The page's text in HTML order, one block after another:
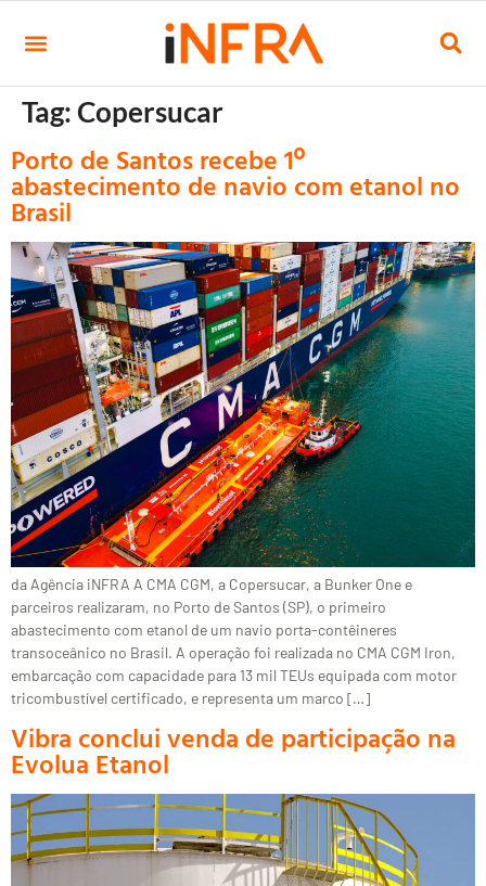
Tag:Copersucar
Porto de Santos recebe 1º
abastecimento de navio com etanol no
Brasil
da Agência iNFRA A CMA CGM, a Copersucar, a Bunker One e
parceiros realizaram, no Porto de Santos (SP), o primeiro
abastecimento com etanol de um navio porta-contêineres
transoceânico no Brasil. A operação foi realizada no CMA CGM Iron,
embarcação com capacidade para 13 mil TEUs equipada com motor
tricombustível certificado, e representa um marco […]
Vibra conclui venda de participação na
Evolua Etanol